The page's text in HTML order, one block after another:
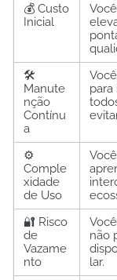
💰 Custo
Inicial
🛠️
Manute
nção
Contínu
a
para
⚙️
Comple
xidade
de Uso
🔐 Risco
de
Vazame
nto
não
lar.